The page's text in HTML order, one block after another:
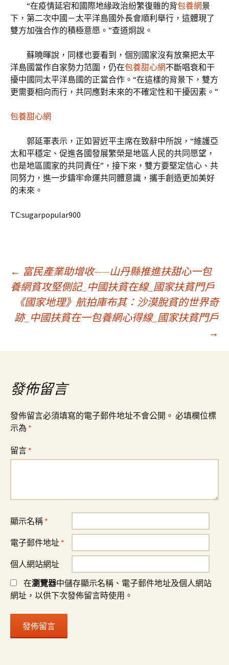
“在疫情延宕和國際地緣政治紛繁復雜的背包養網景
下，第二次中國－太平洋島國外長會順利舉行，這體現了
雙方加強合作的積極意愿。”查道炯說。
蘇曉暉說，同樣也要看到，個別國家沒有放棄把太平
洋島國當作自家勢力范圍，仍在包養甜心網不斷唱衰和干
擾中國同太平洋島國的正當合作。“在這樣的背景下，雙方
更需要相向而行，共同應對未來的不確定性和干擾因素。”
包養甜心網
郭延軍表示，正如習近平主席在致辭中所說，“維護亞
太和平穩定、促進各國發展繁榮是地區人民的共同愿望，
也是地區國家的共同責任”，接下來，雙方要堅定信心、共
同努力，進一步鑄牢命運共同體意識，攜手創造更加美好
的未來。
TC:sugarpopular900
文
章
導
覽
← 富民產業助增收——山丹縣推進扶甜心一包
養網貧攻堅側記_中國扶貧在線_國家扶貧門戶
《國家地理》航拍庫布其：沙漠脫貧的世界奇
跡_中國扶貧在一包養網心得線_國家扶貧門戶
→
發佈留言
發佈留言必須填寫的電子郵件地址不會公開。 必填欄位標
示為 *
留言 *
顯示名稱 *
電子郵件地址 *
個人網站網址
在瀏覽器中儲存顯示名稱、電子郵件地址及個人網站
網址，以供下次發佈留言時使用。